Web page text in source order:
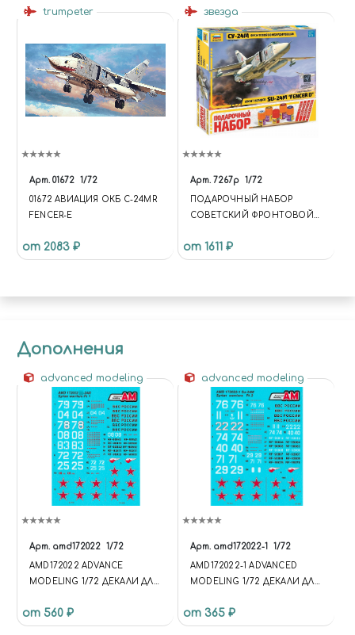
trumpeter
Арт. 01672 1/72
01672 АВИАЦИЯ ОКБ С-24MR
FENCER-E
от 2083 ₽
звезда
Арт. 7267p 1/72
ПОДАРОЧНЫЙ НАБОР
СОВЕТСКИЙ ФРОНТОВОЙ
от 1611 ₽
Дополнения
advanced modeling
Арт. amd172022 1/72
AMD172022 ADVANCE
MODELING 1/72 ДЕКАЛИ ДЛЯ
АВИАЦИОННОЙ ГРУППЫ
ВКС РОССИИ В СИРИИ,
от 560 ₽
advanced modeling
Арт. amd172022-1 1/72
AMD172022-1 ADVANCED
MODELING 1/72 ДЕКАЛИ ДЛЯ
АВИАЦИОННОЙ ГРУППЫ
ВКС РОССИИ В СИРИИ,
от 365 ₽